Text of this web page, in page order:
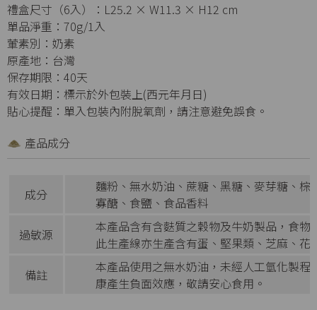
禮盒尺寸（6入）：L25.2 × W11.3 × H12 cm
單品淨重：70g/1入
葷素別：奶素
原產地：台灣
保存期限：40天
有效日期：標示於外包裝上(西元年月日)
貼心提醒：單入包裝內附脫氧劑，請注意避免誤食。
產品成分
成分
麵粉、無水奶油、蔗糖、黑糖、麥芽糖、
寡醣、食鹽、食品香料
過敏源
本產品含有含麩質之穀物及牛奶製品，食物
此生產線亦生產含有蛋、堅果類、芝麻、花
備註
本產品使用之無水奶油，未經人工氫化製
康產生負面效應，敬請安心食用。